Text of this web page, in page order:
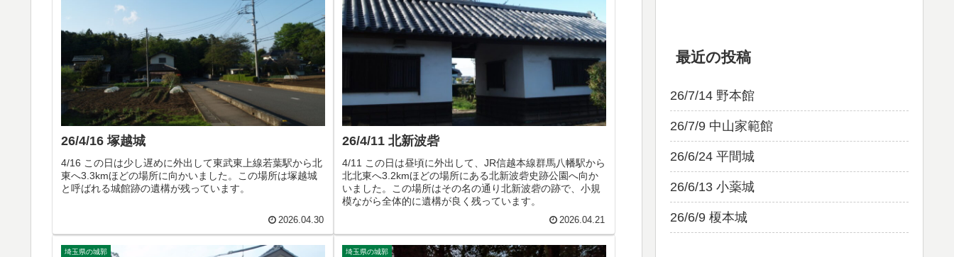
26/4/16 塚越城
4/16 この日は少し遅めに外出して東武東上線若葉駅から北
東へ3.3kmほどの場所に向かいました。この場所は塚越城
と呼ばれる城館跡の遺構が残っています。
2026.04.30
26/4/11 北新波砦
4/11 この日は昼頃に外出して、JR信越本線群馬八幡駅から
北北東へ3.2kmほどの場所にある北新波砦史跡公園へ向か
いました。この場所はその名の通り北新波砦の跡で、小規
模ながら全体的に遺構が良く残っています。
2026.04.21
埼玉県の城郭 埼玉県の城郭
最近の投稿
26/7/14 野本館
26/7/9 中山家範館
26/6/24 平間城
26/6/13 小薬城
26/6/9 榎本城